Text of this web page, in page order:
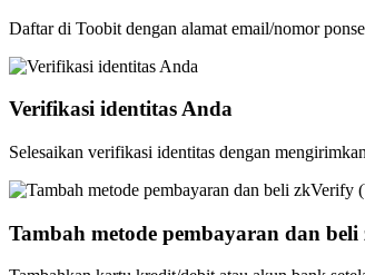
Daftar di Toobit dengan alamat email/nomor
Verifikasi identitas Anda
Selesaikan verifikasi identitas dengan
Tambah metode pembayaran dan